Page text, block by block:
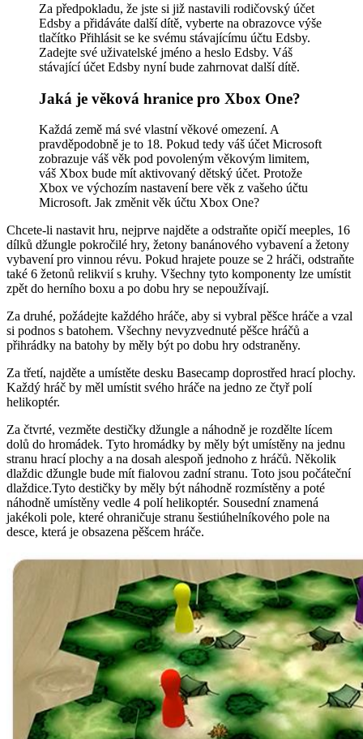
Za předpokladu, že jste si již nastavili rodičovský účet
Edsby a přidáváte další dítě, vyberte na obrazovce výše
tlačítko Přihlásit se ke svému stávajícímu účtu Edsby.
Zadejte své uživatelské jméno a heslo Edsby. Váš
stávající účet Edsby nyní bude zahrnovat další dítě.
Jaká je věková hranice pro Xbox One?
Každá země má své vlastní věkové omezení. A
pravděpodobně je to 18. Pokud tedy váš účet Microsoft
zobrazuje váš věk pod povoleným věkovým limitem,
váš Xbox bude mít aktivovaný dětský účet. Protože
Xbox ve výchozím nastavení bere věk z vašeho účtu
Microsoft. Jak změnit věk účtu Xbox One?
Chcete-li nastavit hru, nejprve najděte a odstraňte opičí meeples, 16
dílků džungle pokročilé hry, žetony banánového vybavení a žetony
vybavení pro vinnou révu. Pokud hrajete pouze se 2 hráči, odstraňte
také 6 žetonů relikvií s kruhy. Všechny tyto komponenty lze umístit
zpět do herního boxu a po dobu hry se nepoužívají.
Za druhé, požádejte každého hráče, aby si vybral pěšce hráče a vzal
si podnos s batohem. Všechny nevyzvednuté pěšce hráčů a
přihrádky na batohy by měly být po dobu hry odstraněny.
Za třetí, najděte a umístěte desku Basecamp doprostřed hrací plochy.
Každý hráč by měl umístit svého hráče na jedno ze čtyř polí
helikoptér.
Za čtvrté, vezměte destičky džungle a náhodně je rozdělte lícem
dolů do hromádek. Tyto hromádky by měly být umístěny na jednu
stranu hrací plochy a na dosah alespoň jednoho z hráčů. Několik
dlaždic džungle bude mít fialovou zadní stranu. Toto jsou počáteční
dlaždice.Tyto destičky by měly být náhodně rozmístěny a poté
náhodně umístěny vedle 4 polí helikoptér. Sousední znamená
jakékoli pole, které ohraničuje stranu šestiúhelníkového pole na
desce, která je obsazena pěšcem hráče.